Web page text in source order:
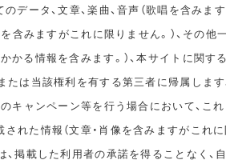
データ、文章、楽曲、音声（歌唱を含みま
を含みますがこれに限りません。）、その他
かる情報を含みます。）、本サイトに関す
たは当該権利を有する第三者に帰属します
キャンペーン等を行う場合において、こ
れた情報（文章・肖像を含みますがこれに
掲載した利用者の承諾を得ることなく、